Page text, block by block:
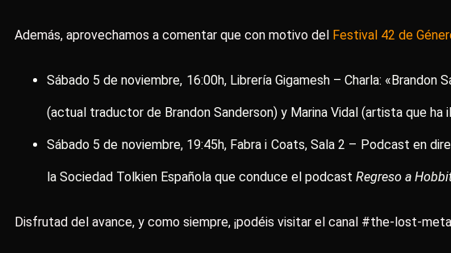
Además, aprovechamos a comentar que con motivo del Festival 42 de
Sábado 5 de noviembre, 16:00h, Librería Gigamesh – Charla:
(actual traductor de Brandon Sanderson) y Marina Vidal (artista que
Sábado 5 de noviembre, 19:45h, Fabra i Coats, Sala 2 – Podcast en
la Sociedad Tolkien Española que conduce el podcast Regreso a
Disfrutad del avance, y como siempre, ¡podéis visitar el canal #the-lost-